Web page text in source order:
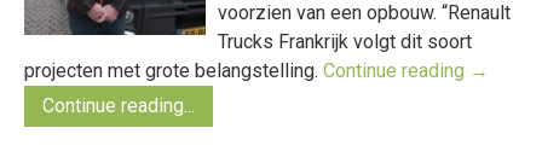
voorzien van een opbouw. “Renault
Trucks Frankrijk volgt dit soort
projecten met grote belangstelling. Continue reading →
Continue reading...